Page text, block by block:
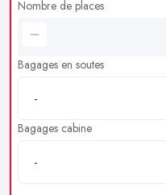
Nombre de places
Bagages en soutes
Bagages cabine